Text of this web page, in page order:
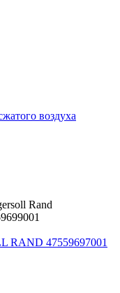
воздуха
Rand
RAND 47559697001